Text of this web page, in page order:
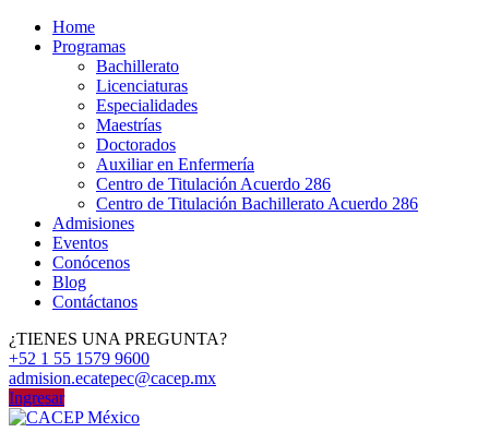
Home
Programas
Bachillerato
Licenciaturas
Especialidades
Maestrías
Doctorados
Auxiliar en Enfermería
Centro de Titulación Acuerdo 286
Centro de Titulación Bachillerato Acuerdo 286
Admisiones
Eventos
Conócenos
Blog
Contáctanos
¿TIENES UNA PREGUNTA?
+52 1 55 1579 9600
admision.ecatepec@cacep.mx
Ingresar